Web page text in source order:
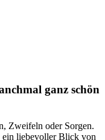
ganz schön
Zweifeln oder Sorgen.
ein liebevoller Blick von